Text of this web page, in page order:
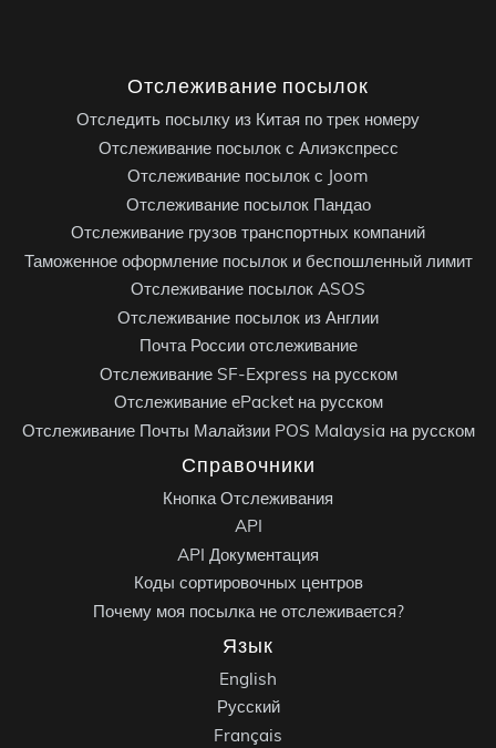
Отслеживание посылок
Отследить посылку из Китая по трек номеру
Отслеживание посылок с Алиэкспресс
Отслеживание посылок с Joom
Отслеживание посылок Пандао
Отслеживание грузов транспортных компаний
Таможенное оформление посылок и беспошленный лимит
Отслеживание посылок ASOS
Отслеживание посылок из Англии
Почта России отслеживание
Отслеживание SF-Express на русском
Отслеживание ePacket на русском
Отслеживание Почты Малайзии POS Malaysia на русском
Справочники
Кнопка Отслеживания
API
API Документация
Коды сортировочных центров
Почему моя посылка не отслеживается?
Язык
English
Русский
Français